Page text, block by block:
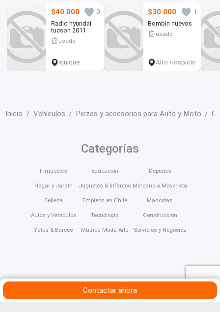
$40.000
0
Radio hyundai
tucson 2011
usado
Iquique
$30.000
1
Bombín nuevos
usado
Alto Hospicio
Inicio Vehículos Piezas y accesorios para Auto y Moto
Contactar ahora
Categorías
Inmuebles
Hogar y Jardín
Belleza
Autos y Vehículos
Yates & Barcos
Educación
Juguetes & Infantes
Empleos en Chile
Tecnología
Música Moda Arte
Deportes
Mercancía Mayorista
Mascotas
Construcción
Servicios y Negocios